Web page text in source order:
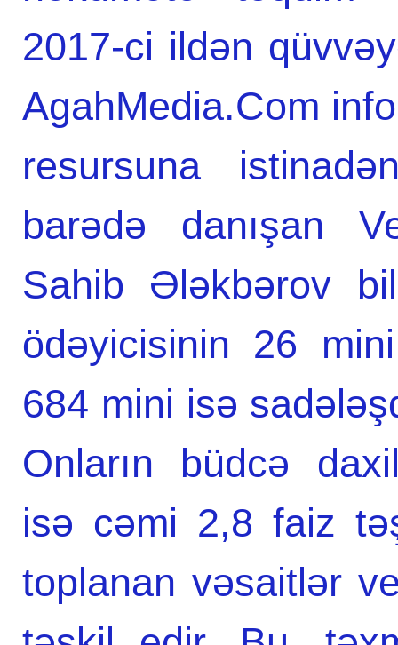
2017-ci ildən
AgahMedia.Com
resursuna
barədə danışan
Sahib Ələkbərov
ödəyicisinin 26
684 mini isə
Onların büdcə
isə cəmi 2,8 faiz
toplanan vəsaitlər